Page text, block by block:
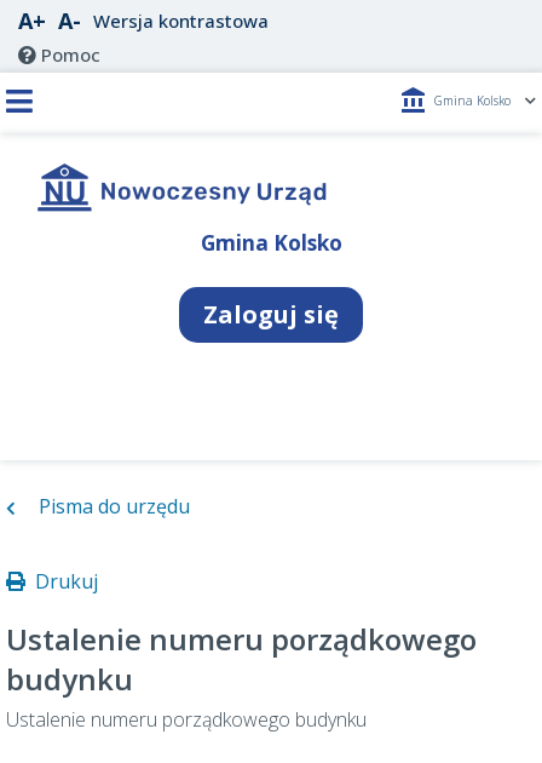
A+ A- Wersja kontrastowa
Pomoc
account_balance Gmina Kolsko
Gmina Kolsko
Zaloguj się
Pisma do urzędu
Drukuj
Ustalenie numeru porządkowego
budynku
Ustalenie numeru porządkowego budynku